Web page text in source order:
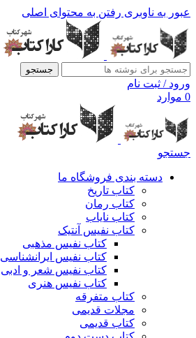
عبور به ناوبری رفتن به محتوای اصلی
جستجو
ورود / ثبت نام
0 موارد
جستجو
دسته بندی فروشگاه ما
کتاب تاریخ
کتاب رمان
کتاب نایاب
کتاب نفیس آنتیک
کتاب نفیس مذهبی
کتاب نفیس ایرانشناسی
کتاب نفیس شعر و ادبی
کتاب نفیس هنری
کتاب متفرقه
مجلات قدیمی
کتاب قدیمی